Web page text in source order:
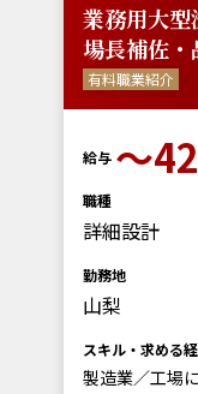
業務用大
場長補佐
有料職業紹介
給与 〜
職種
詳細設計
勤務地
山梨
スキル・求める
製造業／工場